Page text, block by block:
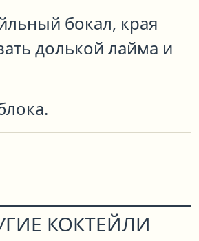
бокал, края
долькой лайма и
КОКТЕЙЛИ